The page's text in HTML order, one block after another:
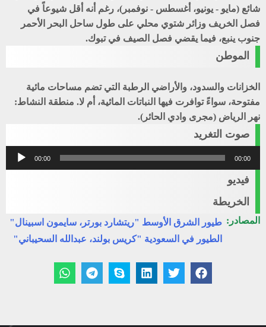
شائع (مايو - يونيو، أغسطس - نوفمبر)، رغم أنه أقل شيوعاً في
فصل الخريف وزائر شتوي محلي على طول ساحل البحر الأحمر
جنوب ينبع، فيما يقضي فصل الصيف في تبوك.
الموطن
الخزانات والسدود، والأراضي الرطبة التي تضم مساحات مائية
مفتوحة، سواءً توافرت فيها النباتات المائية، أم لا. منطقة النشاط:
نهر الرياض (مجرى وادي الحائر).
صوت التغريد
مشغل
الصوت
00:00 00:00
فيديو
الخريطة
المصادر: طيور الشرق الأوسط "ريتشارد بورتر، سايمون اسبينال"
الطيور في السعودية "كريس بولند، عبدالله السحيباني"